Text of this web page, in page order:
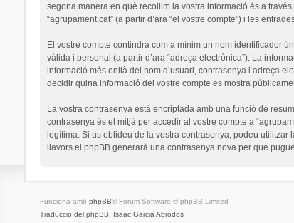
segona manera en què recollim la vostra informació és a
“agrupament.cat” (a partir d’ara “el vostre compte”) i les
El vostre compte contindrà com a mínim un nom identificador
vàlida i personal (a partir d’ara “adreça electrònica”). La
informació més enllà del nom d’usuari, contrasenya i adreça
decidir quina informació del vostre compte es mostra
La vostra contrasenya està encriptada amb una funció de
contrasenya és el mitjà per accedir al vostre compte a
legítima. Si us oblideu de la vostra contrasenya, podeu
llavors el phpBB generarà una contrasenya nova per que
Funciona amb phpBB® Forum Software © phpBB Limited
Traducció del phpBB: Isaac Garcia Abrodos